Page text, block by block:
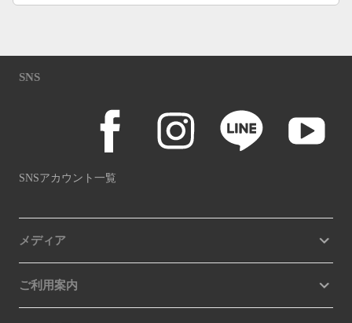
SNS
SNSアカウント一覧
メディア
ご利用案内